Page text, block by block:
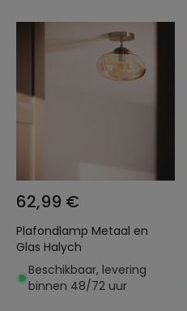
62,99 €
Plafondlamp Metaal en
Glas Halych
Beschikbaar, levering
binnen 48/72 uur